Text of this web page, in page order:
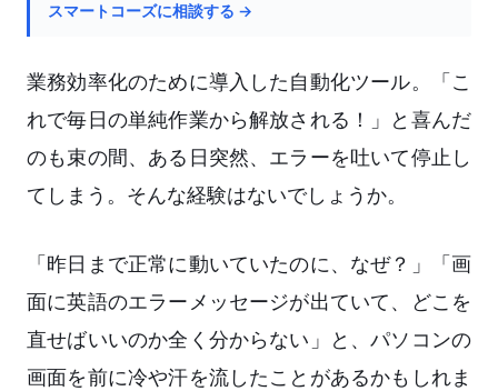
スマートコーズに相談する →
業務効率化のために導入した自動化ツール。「こ
れで毎日の単純作業から解放される！」と喜んだ
のも束の間、ある日突然、エラーを吐いて停止し
てしまう。そんな経験はないでしょうか。
「昨日まで正常に動いていたのに、なぜ？」「画
面に英語のエラーメッセージが出ていて、どこを
直せばいいのか全く分からない」と、パソコンの
画面を前に冷や汗を流したことがあるかもしれま